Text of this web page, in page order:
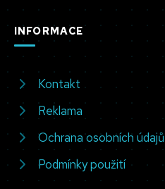
INFORMACE
Kontakt
Reklama
Ochrana osobních údajů
Podmínky použití